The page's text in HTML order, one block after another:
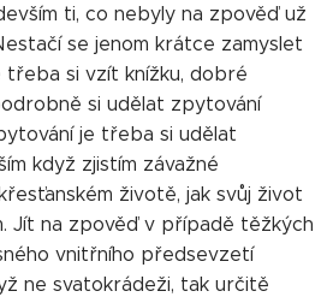
ti, co nebyly na zpověď už
se jenom krátce zamyslet
si vzít knížku, dobré
si udělat zpytování
je třeba si udělat
když zjistím závažné
životě, jak svůj život
Jít na zpověď v případě těžkých
vnitřního předsevzetí
ne svatokrádeži, tak určitě